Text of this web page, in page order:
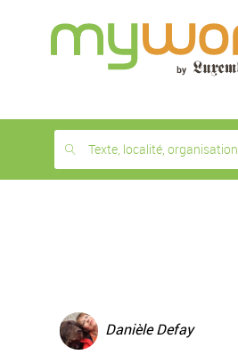
month
free
Texte, localité, organisation
Danièle Defay